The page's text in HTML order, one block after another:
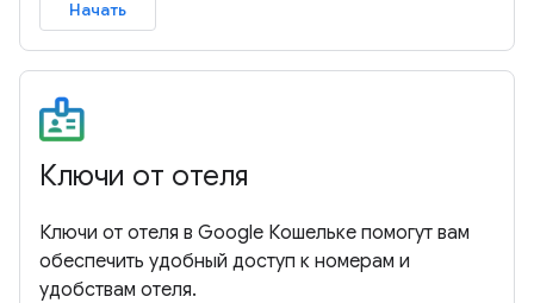
Начать
Ключи от отеля
Ключи от отеля в Google Кошельке помогут вам
обеспечить удобный доступ к номерам и
удобствам отеля.